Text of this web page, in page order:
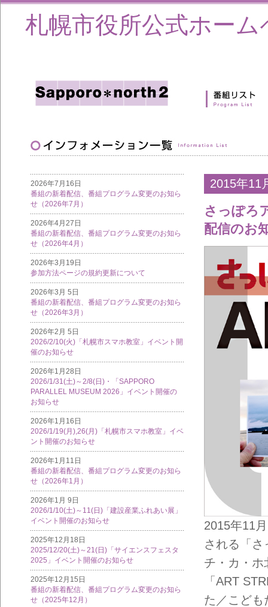
札幌市役所公式ホーム
2026年7月16日
番組の新着配信、番組プログラム変更のお知ら
せ（2026年7月）
2026年4月27日
番組の新着配信、番組プログラム変更のお知ら
せ（2026年4月）
2026年3月19日
参加方法ページの規約更新について
2026年3月 5日
番組の新着配信、番組プログラム変更のお知ら
せ（2026年3月）
2026年2月 5日
2026/2/10(火)「札幌市スマホ教室」イベント開
催のお知らせ
2026年1月28日
2026/1/31(土)～2/8(日)・「SAPPORO
PARALLEL MUSEUM 2026」イベント開催の
お知らせ
2026年1月16日
2026/1/19(月),26(月)「札幌市スマホ教室」イベ
ント開催のお知らせ
2026年1月11日
番組の新着配信、番組プログラム変更のお知ら
せ（2026年1月）
2026年1月 9日
2026/1/10(土)～11(日)「建設産業ふれあい展」
イベント開催のお知らせ
2025年12月18日
2025/12/20(土)～21(日)「サイエンスフェスタ
2025」イベント開催のお知らせ
2025年12月15日
番組の新着配信、番組プログラム変更のお知ら
せ（2025年12月）
2015年11
さっぽろ
配信のお
2015年11
される「
チ・カ・ホ
「ART
た／こども